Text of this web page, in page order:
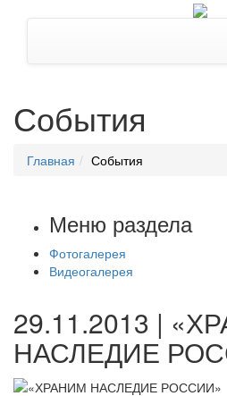
События
Главная События
Меню раздела
Фотогалерея
Видеогалерея
29.11.2013 |
НАСЛЕДИЕ